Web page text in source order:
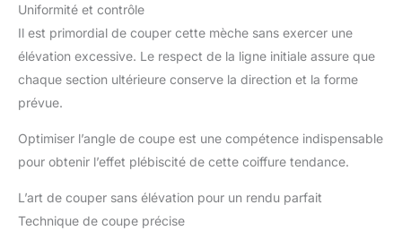
Uniformité et contrôle
Il est primordial de couper cette mèche sans exercer une
élévation excessive. Le respect de la ligne initiale assure que
chaque section ultérieure conserve la direction et la forme
prévue.
Optimiser l’angle de coupe est une compétence indispensable
pour obtenir l’effet plébiscité de cette coiffure tendance.
L’art de couper sans élévation pour un rendu parfait
Technique de coupe précise